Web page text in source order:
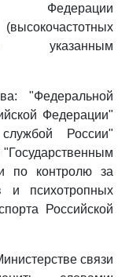
Федерации
указанным
"Федеральной
Федерации"
России"
"Государственным
по контролю за
и психотропных
Российской
связи